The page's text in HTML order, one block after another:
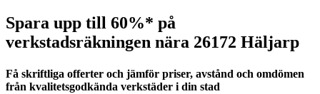
Spara upp till 60%* på
verkstadsräkningen nära 26172 Häljarp
Få skriftliga offerter och jämför priser, avstånd och omdömen
från kvalitetsgodkända verkstäder i din stad